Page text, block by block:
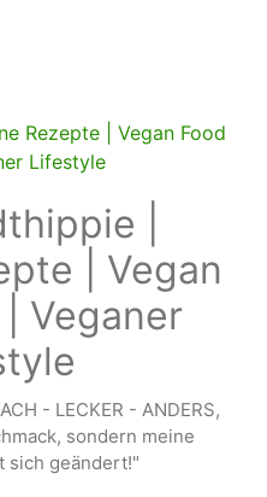
|
| Vegan
Veganer
- LECKER - ANDERS,
sondern meine
sich geändert!"